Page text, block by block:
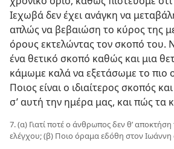
Ιεχωβά δεν έχει ανάγκη να
απλώς να βεβαιώση το κύρος της
όρους εκτελώντας τον σκοπό του.
ένα θετικό σκοπό καθώς και μια
κάμωμε καλά να εξετάσωμε το πιο
Ποιος είναι ο ιδιαίτερος σκοπός
σ’ αυτή την ημέρα μας, και πώς τα
7. (α) Γιατί ποτέ ο άνθρωπος δεν θ’ αποκτήση
ελέγχου; (β) Ποιο όραμα εδόθη στον Ιωάννη